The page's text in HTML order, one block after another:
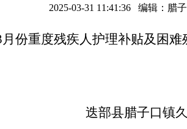
2025-03-31 11:41:36 编辑：腊
份重度残疾人护理补贴及困
迭部县腊子口镇